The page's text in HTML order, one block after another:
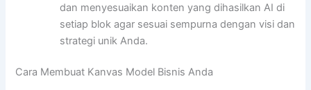
dan menyesuaikan konten yang dihasilkan AI di
setiap blok agar sesuai sempurna dengan visi dan
strategi unik Anda.
Cara Membuat Kanvas Model Bisnis Anda